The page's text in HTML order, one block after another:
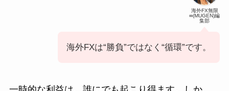
海外FX無限
∞(MUGEN)編
集部
海外FXは“勝負”ではなく“循環”です。